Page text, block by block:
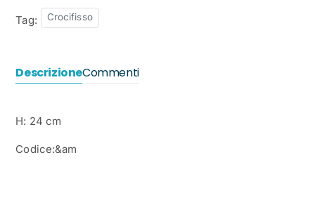
Tag: Crocifisso
DescrizioneCommenti
H: 24 cm
Codice:&am